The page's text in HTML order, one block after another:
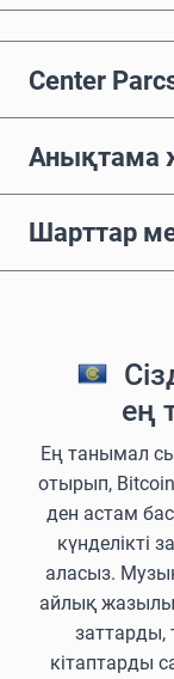
Center
Анықтама
Шарттар
ең
Ең танымал
отырып,
ден астам
күнделікті
аласыз.
айлық
заттарды,
кітаптарды